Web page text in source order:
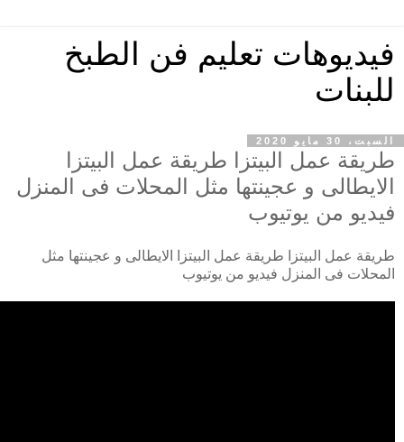
فيديوهات تعليم فن الطبخ
للبنات
السبت، 30 مايو 2020
طريقة عمل البيتزا طريقة عمل البيتزا
الايطالى و عجينتها مثل المحلات فى المنزل
فيديو من يوتيوب
طريقة عمل البيتزا طريقة عمل البيتزا الايطالى و عجينتها مثل
المحلات فى المنزل فيديو من يوتيوب